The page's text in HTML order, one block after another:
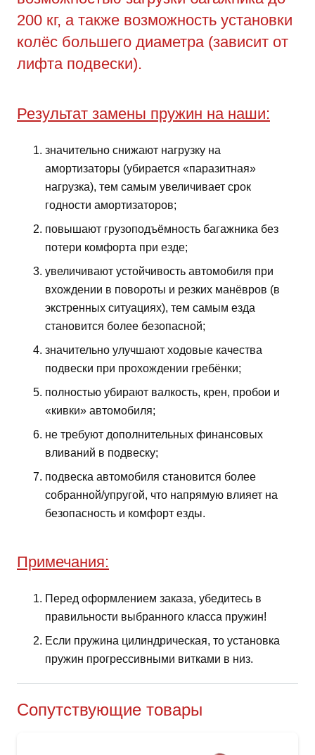
200 кг, а также возможность установки
колёс большего диаметра (зависит от
лифта подвески).
Результат замены пружин на наши:
значительно снижают нагрузку на
амортизаторы (убирается «паразитная»
нагрузка), тем самым увеличивает срок
годности амортизаторов;
повышают грузоподъёмность багажника без
потери комфорта при езде;
увеличивают устойчивость автомобиля при
вхождении в повороты и резких манёвров (в
экстренных ситуациях), тем самым езда
становится более безопасной;
значительно улучшают ходовые качества
подвески при прохождении гребёнки;
полностью убирают валкость, крен, пробои и
«кивки» автомобиля;
не требуют дополнительных финансовых
вливаний в подвеску;
подвеска автомобиля становится более
собранной/упругой, что напрямую влияет на
безопасность и комфорт езды.
Примечания:
Перед оформлением заказа, убедитесь в
правильности выбранного класса пружин!
Если пружина цилиндрическая, то установка
пружин прогрессивными витками в низ.
Сопутствующие товары